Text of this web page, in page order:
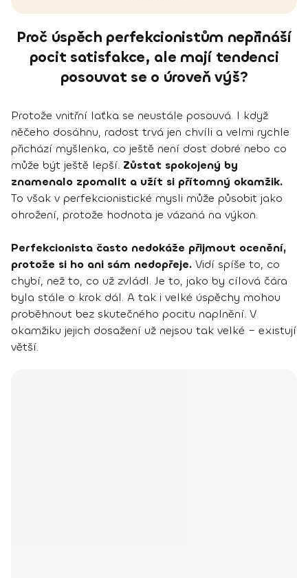
Proč úspěch perfekcionistům nepřináší
pocit satisfakce, ale mají tendenci
posouvat se o úroveň výš?
Protože vnitřní laťka se neustále posouvá. I když
něčeho dosáhnu, radost trvá jen chvíli a velmi rychle
přichází myšlenka, co ještě není dost dobré nebo co
může být ještě lepší. Zůstat spokojený by
znamenalo zpomalit a užít si přítomný okamžik.
To však v perfekcionistické mysli může působit jako
ohrožení, protože hodnota je vázaná na výkon.
Perfekcionista často nedokáže přijmout ocenění,
protože si ho ani sám nedopřeje. Vidí spíše to, co
chybí, než to, co už zvládl. Je to, jako by cílová čára
byla stále o krok dál. A tak i velké úspěchy mohou
proběhnout bez skutečného pocitu naplnění. V
okamžiku jejich dosažení už nejsou tak velké – existují
větší.